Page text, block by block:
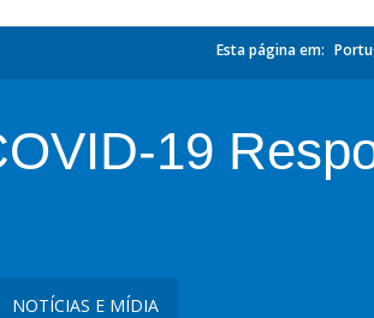
Esta página em:
19
NOTÍCIAS E MÍDIA